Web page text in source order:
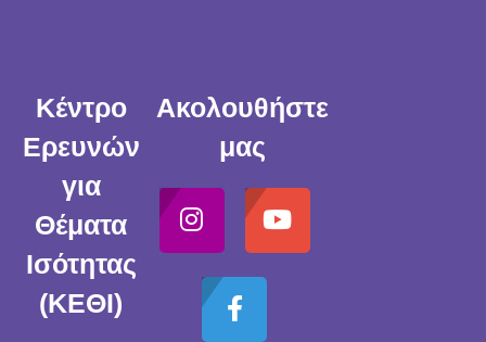
Κέντρο
Ερευνών
για
Θέματα
Ισότητας
(ΚΕΘΙ)
Ακολουθήστε
μας